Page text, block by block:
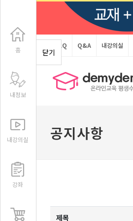
FAQ Q&A 내강의실
공지사항
제목
홈
내정보
내강의실
강좌
닫기